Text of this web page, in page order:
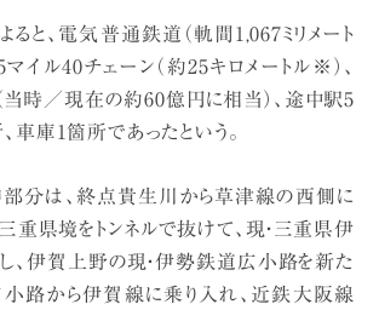
と、電気普通鉄道（軌間1,067ミリメート
イル40チェーン（約25キロメートル※）、
時／現在の約60億円に相当）、途中駅5
、車庫1箇所であったという。
分は、終点貴生川から草津線の西側に
重県境をトンネルで抜けて、現・三重県伊
、伊賀上野の現・伊勢鉄道広小路を新た
小路から伊賀線に乗り入れ、近鉄大阪線